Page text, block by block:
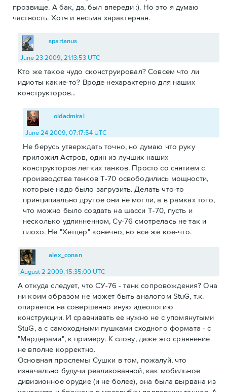
прозвище. А бак, да, был впереди :). Но это я думаю
частность. Хотя и весьма характерная.
spartanus
June 23 2009, 21:13:53 UTC
Кто же такое чудо сконструировал? Совсем что ли
идиоты какие-то? Вроде нехарактерно для наших
конструкторов...
oldadmiral
June 24 2009, 07:17:54 UTC
Не берусь утверждать точно, но думаю что руку
приложил Астров, один из лучших наших
конструкторов легких танков. Просто со снятием с
производства танков Т-70 освободились мощности,
которые надо было загрузить. Делать что-то
принципиально другое они не могли, а в рамках того,
что можно было создать на шасси Т-70, пусть и
несколько удлинненном, Су-76 смотрелась не так и
плохо. Не "Хетцер" конечно, но все же кое-что.
alex_conan
August 2 2009, 15:35:00 UTC
А откуда следует, что СУ-76 - танк сопровождения? Она
ни коим образом не может быть аналогом StuG, т.к.
опирается на совершенно иную идеологию
конструкции. И сравнивать ее нужно не с упомянутыми
StuG, а с самоходными пушками сходного формата - с
"Мардерами", к примеру. К слову, даже это сравнение
не вполне корректно.
Основная прослемы Сушки в том, пожалуй, что
изначально будучи реализованной, как мобильное
дивизионное орудие (и не более), она была вырвана из